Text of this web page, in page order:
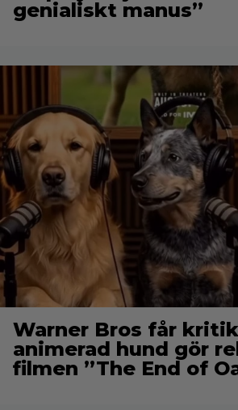
genialiskt manus”
Warner Bros får
animerad hund gör
filmen ”The End of